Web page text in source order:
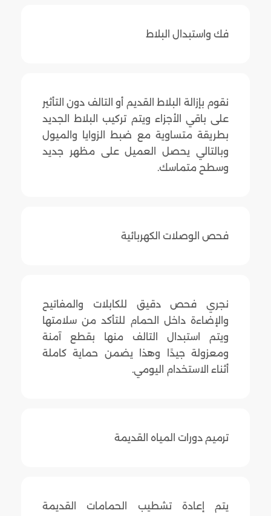
فك واستبدال البلاط
نقوم بإزالة البلاط القديم أو التالف دون التأثير
على باقي الأجزاء ويتم تركيب البلاط الجديد
بطريقة متساوية مع ضبط الزوايا والميول
وبالتالي يحصل العميل على مظهر جديد
وسطح متماسك.
فحص الوصلات الكهربائية
نجري فحص دقيق للكابلات والمفاتيح
والإضاءة داخل الحمام للتأكد من سلامتها
ويتم استبدال التالف منها بقطع آمنة
ومعزولة جيدًا وهذا يضمن حماية كاملة
أثناء الاستخدام اليومي.
ترميم دورات المياه القديمة
يتم إعادة تشطيب الحمامات القديمة